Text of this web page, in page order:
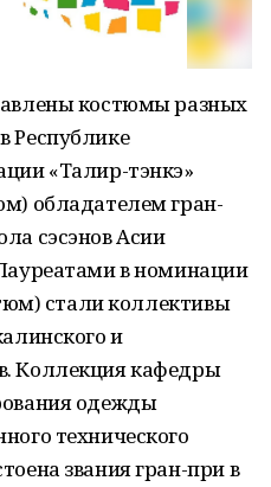
костюмы разных
Республике
«Талир-тэнкэ»
обладателем гран-
сэсэнов Асии
в номинации
стали коллективы
и
Коллекция кафедры
одежды
технического
звания гран-при в